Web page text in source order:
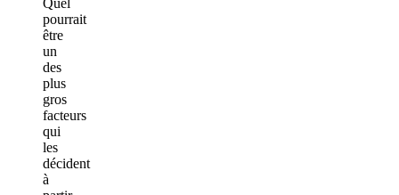
pourrait
être
un
des
plus
gros
facteurs
qui
les
décident
à